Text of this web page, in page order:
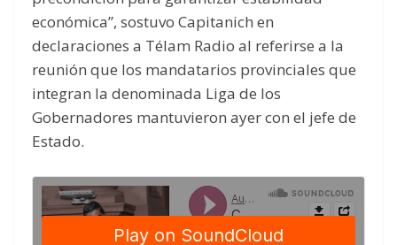
económica”, sostuvo Capitanich en
declaraciones a Télam Radio al referirse a la
reunión que los mandatarios provinciales que
integran la denominada Liga de los
Gobernadores mantuvieron ayer con el jefe de
Estado.